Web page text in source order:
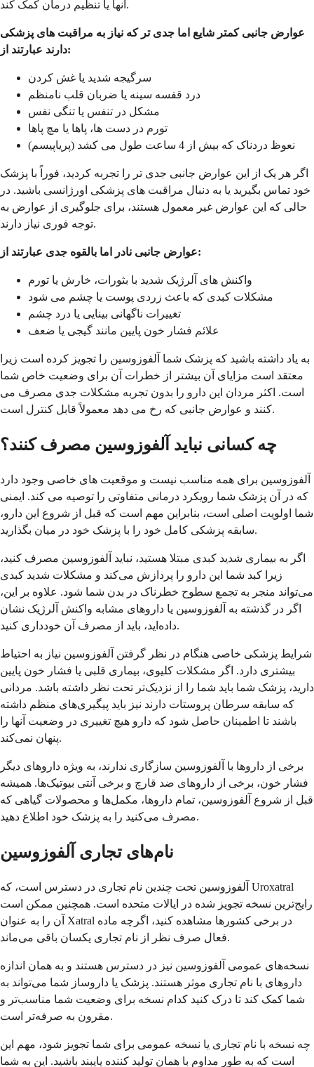
آنها یا تنظیم درمان کمک کند.
عوارض جانبی کمتر شایع اما جدی تر که نیاز به مراقبت های پزشکی
دارند عبارتند از:
سرگیجه شدید یا غش کردن
درد قفسه سینه یا ضربان قلب نامنظم
مشکل در تنفس یا تنگی نفس
تورم در دست ها، پاها یا مچ پاها
نعوظ دردناک که بیش از 4 ساعت طول می کشد (پریاپیسم)
اگر هر یک از این عوارض جانبی جدی تر را تجربه کردید، فوراً با پزشک
خود تماس بگیرید یا به دنبال مراقبت های پزشکی اورژانسی باشید. در
حالی که این عوارض غیر معمول هستند، برای جلوگیری از عوارض به
توجه فوری نیاز دارند.
عوارض جانبی نادر اما بالقوه جدی عبارتند از:
واکنش های آلرژیک شدید با بثورات، خارش یا تورم
مشکلات کبدی که باعث زردی پوست یا چشم می شود
تغییرات ناگهانی بینایی یا درد چشم
علائم فشار خون پایین مانند گیجی یا ضعف
به یاد داشته باشید که پزشک شما آلفوزوسین را تجویز کرده است زیرا
معتقد است مزایای آن بیشتر از خطرات آن برای وضعیت خاص شما
است. اکثر مردان این دارو را بدون تجربه مشکلات جدی مصرف می
کنند و عوارض جانبی که رخ می دهد معمولاً قابل کنترل است.
چه کسانی نباید آلفوزوسین مصرف کنند؟
آلفوزوسین برای همه مناسب نیست و موقعیت های خاصی وجود دارد
که در آن پزشک شما رویکرد درمانی متفاوتی را توصیه می کند. ایمنی
شما اولویت اصلی است، بنابراین مهم است که قبل از شروع این دارو،
سابقه پزشکی کامل خود را با پزشک خود در میان بگذارید.
اگر به بیماری شدید کبدی مبتلا هستید، نباید آلفوزوسین مصرف کنید،
زیرا کبد شما این دارو را پردازش می‌کند و مشکلات شدید کبدی
می‌تواند منجر به تجمع سطوح خطرناک در بدن شما شود. علاوه بر این،
اگر در گذشته به آلفوزوسین یا داروهای مشابه واکنش آلرژیک نشان
داده‌اید، باید از مصرف آن خودداری کنید.
شرایط پزشکی خاصی هنگام در نظر گرفتن آلفوزوسین نیاز به احتیاط
بیشتری دارد. اگر مشکلات کلیوی، بیماری قلبی یا فشار خون پایین
دارید، پزشک شما باید شما را از نزدیک‌تر تحت نظر داشته باشد. مردانی
که سابقه سرطان پروستات دارند نیز باید پیگیری‌های منظم داشته
باشند تا اطمینان حاصل شود که دارو هیچ تغییری در وضعیت آنها را
پنهان نمی‌کند.
برخی از داروها با آلفوزوسین سازگاری ندارند، به ویژه داروهای دیگر
فشار خون، برخی از داروهای ضد قارچ و برخی آنتی بیوتیک‌ها. همیشه
قبل از شروع آلفوزوسین، تمام داروها، مکمل‌ها و محصولات گیاهی که
مصرف می‌کنید را به پزشک خود اطلاع دهید.
نام‌های تجاری آلفوزوسین
آلفوزوسین تحت چندین نام تجاری در دسترس است، که Uroxatral
رایج‌ترین نسخه تجویز شده در ایالات متحده است. همچنین ممکن است
آن را به عنوان Xatral در برخی کشورها مشاهده کنید، اگرچه ماده
فعال صرف نظر از نام تجاری یکسان باقی می‌ماند.
نسخه‌های عمومی آلفوزوسین نیز در دسترس هستند و به همان اندازه
داروهای با نام تجاری موثر هستند. پزشک یا داروساز شما می‌تواند به
شما کمک کند تا درک کنید کدام نسخه برای وضعیت شما مناسب‌تر و
مقرون به صرفه‌تر است.
چه نسخه با نام تجاری یا نسخه عمومی برای شما تجویز شود، مهم این
است که به طور مداوم با همان تولید کننده پایبند باشید. این به شما